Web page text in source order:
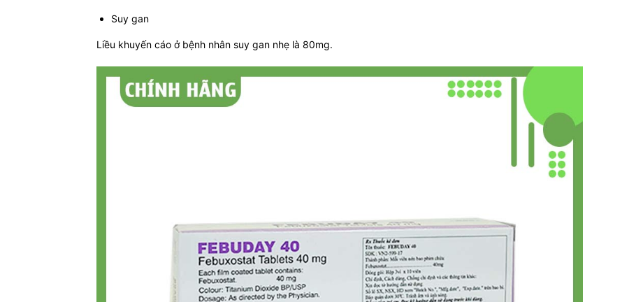
Suy gan
Liều khuyến cáo ở bệnh nhân suy gan nhẹ là 80mg.